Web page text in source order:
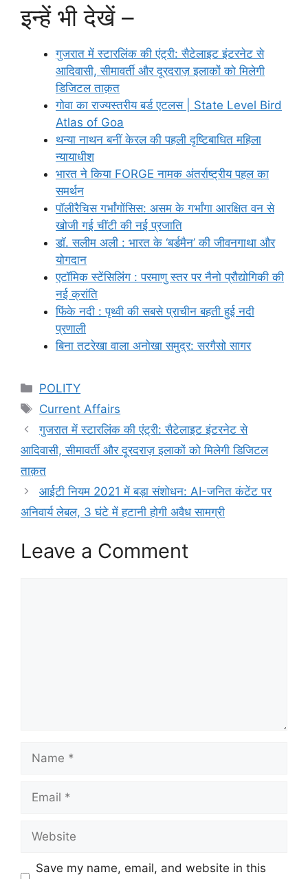
इन्हें भी देखें –
गुजरात में स्टारलिंक की एंट्री: सैटेलाइट इंटरनेट से
आदिवासी, सीमावर्ती और दूरदराज़ इलाकों को मिलेगी
डिजिटल ताक़त
गोवा का राज्यस्तरीय बर्ड एटलस | State Level Bird
Atlas of Goa
थन्या नाथन बनीं केरल की पहली दृष्टिबाधित महिला
न्यायाधीश
भारत ने किया FORGE नामक अंतर्राष्ट्रीय पहल का
समर्थन
पॉलीरैचिस गर्भांगाेंसिस: असम के गर्भांगा आरक्षित वन से
खोजी गई चींटी की नई प्रजाति
डॉ. सलीम अली : भारत के ‘बर्डमैन’ की जीवनगाथा और
योगदान
एटॉमिक स्टेंसिलिंग : परमाणु स्तर पर नैनो प्रौद्योगिकी की
नई क्रांति
फिंके नदी : पृथ्वी की सबसे प्राचीन बहती हुई नदी
प्रणाली
बिना तटरेखा वाला अनोखा समुद्र: सरगैसो सागर
Categories
POLITY
Tags
Current Affairs
गुजरात में स्टारलिंक की एंट्री: सैटेलाइट इंटरनेट से
आदिवासी, सीमावर्ती और दूरदराज़ इलाकों को मिलेगी डिजिटल
ताक़त
आईटी नियम 2021 में बड़ा संशोधन: AI-जनित कंटेंट पर
अनिवार्य लेबल, 3 घंटे में हटानी होगी अवैध सामग्री
Leave a Comment
Name
Email
Website
Save my name, email, and website in this